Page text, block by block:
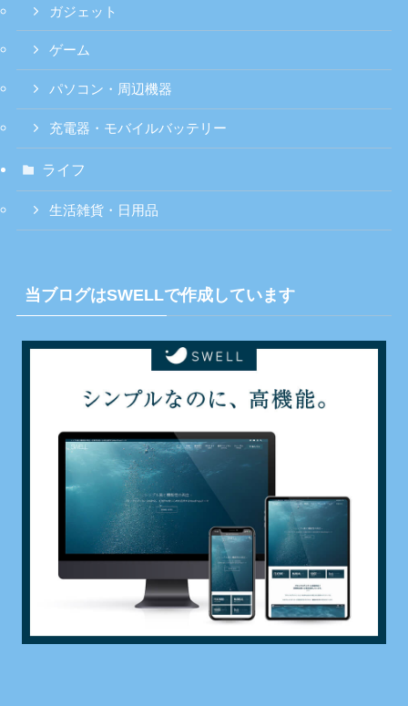
ガジェット
ゲーム
パソコン・周辺機器
充電器・モバイルバッテリー
ライフ
生活雑貨・日用品
当ブログはSWELLで作成しています